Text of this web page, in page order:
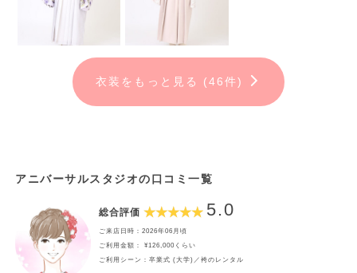
衣装をもっと見る (46件)
アニバーサルスタジオの口コミ一覧
総合評価 5.0
ご来店日時：2026年06月頃
ご利用金額： ¥126,000くらい
ご利用シーン：卒業式 (大学)／袴のレンタル